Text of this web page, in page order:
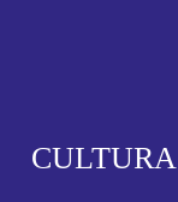
CULTURA